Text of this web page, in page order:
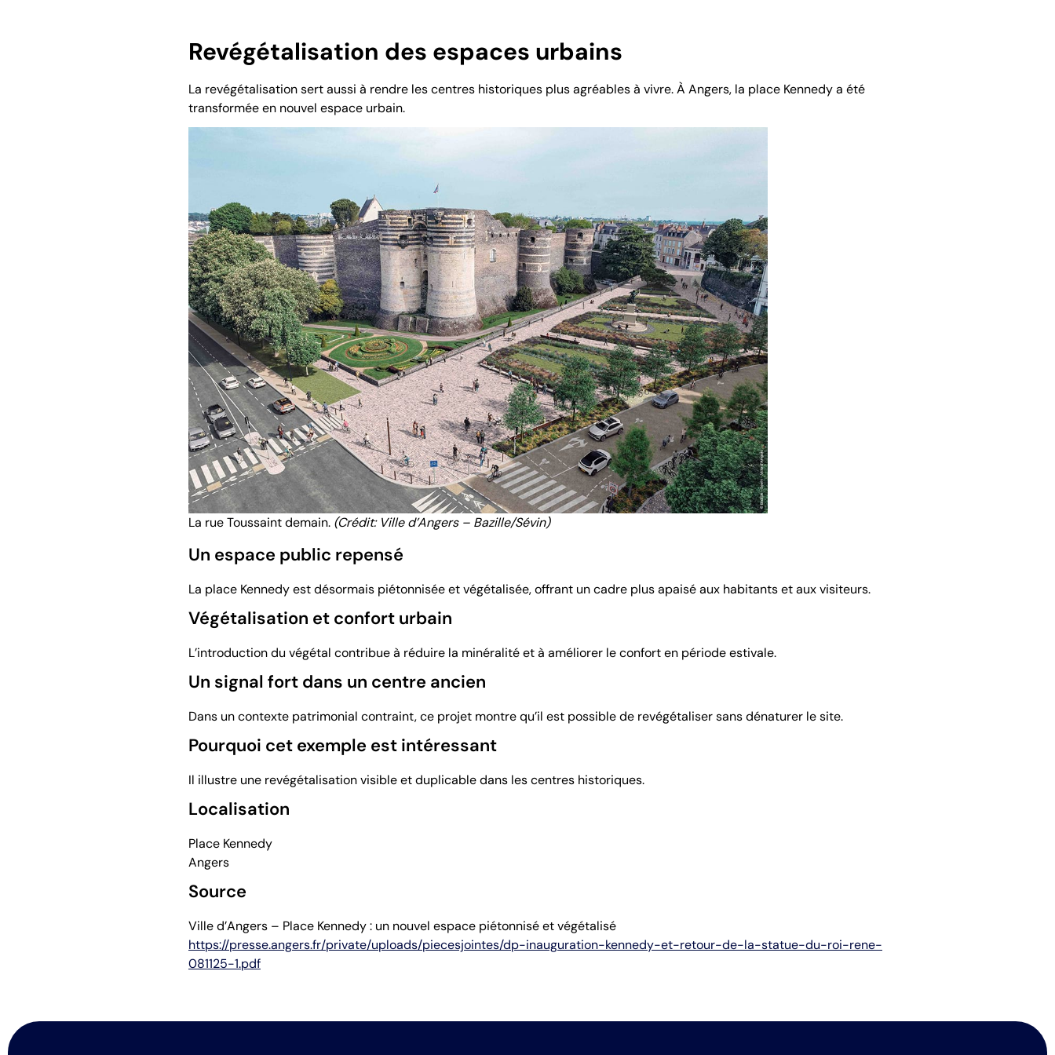
Revégétalisation des espaces urbains
La revégétalisation sert aussi à rendre les centres historiques plus agréables à vivre. À Angers, la place Kennedy a été
transformée en nouvel espace urbain.
La rue Toussaint demain. (Crédit: Ville d’Angers – Bazille/Sévin)
Un espace public repensé
La place Kennedy est désormais piétonnisée et végétalisée, offrant un cadre plus apaisé aux habitants et aux visiteurs.
Végétalisation et confort urbain
L’introduction du végétal contribue à réduire la minéralité et à améliorer le confort en période estivale.
Un signal fort dans un centre ancien
Dans un contexte patrimonial contraint, ce projet montre qu’il est possible de revégétaliser sans dénaturer le site.
Pourquoi cet exemple est intéressant
Il illustre une revégétalisation visible et duplicable dans les centres historiques.
Localisation
Place Kennedy
Angers
Source
Ville d’Angers – Place Kennedy : un nouvel espace piétonnisé et végétalisé
https://presse.angers.fr/private/uploads/piecesjointes/dp-inauguration-kennedy-et-retour-de-la-statue-du-roi-rene-
081125-1.pdf